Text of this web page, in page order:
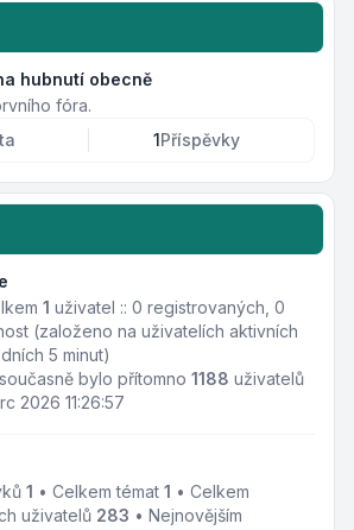
hubnutí obecně
fóra.
1Příspěvky
1 uživatel :: 0 registrovaných, 0
(založeno na uživatelích aktivních
5 minut)
bylo přítomno 1188 uživatelů
2026 11:26:57
1 • Celkem témat 1 • Celkem
uživatelů 283 • Nejnovějším